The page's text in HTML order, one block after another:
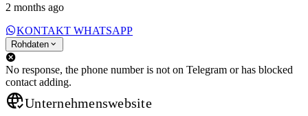
2 months ago
KONTAKT WHATSAPP
Rohdaten
No response, the phone number is not on Telegram or has blocked
contact adding.
Unternehmenswebsite